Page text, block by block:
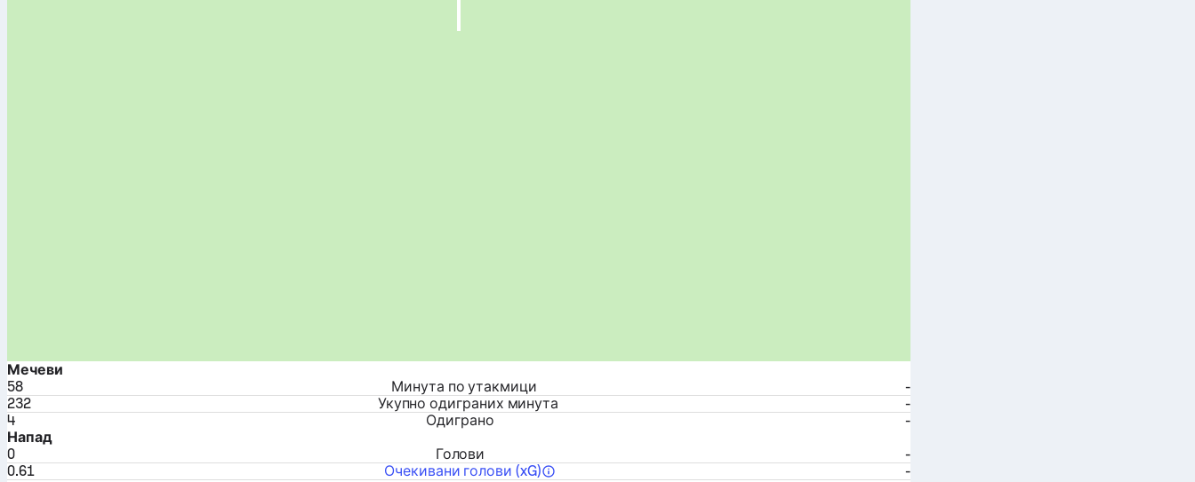
Мечеви
58
Минута по утакмици
-
232
Укупно одиграних минута
-
4
Одиграно
-
Напад
0
Голови
-
0.61
Очекивани голови (xG)
-